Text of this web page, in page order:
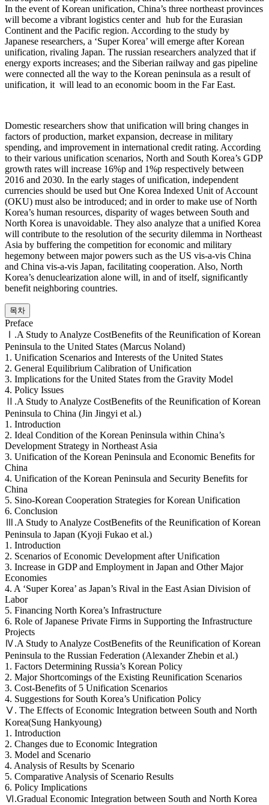
In the event of Korean unification, China’s three northeast provinces
will become a vibrant logistics center and hub for the Eurasian
Continent and the Pacific region. According to the study by
Japanese researchers, a ‘Super Korea’ will emerge after Korean
unification, rivaling Japan. The russian researchers analyzed that if
energy exports increases; and the Siberian railway and gas pipeline
were connected all the way to the Korean peninsula as a result of
unification, it will lead to an economic boom in the Far East.
Domestic researchers show that unification will bring changes in
factors of production, market expansion, decrease in military
spending, and improvement in international credit rating. According
to their various unification scenarios, North and South Korea’s GDP
growth rates will increase 16%p and 1%p respectively between
2016 and 2030. In the early stages of unification, independent
currencies should be used but One Korea Indexed Unit of Account
(OKU) must also be introduced; and in order to make use of North
Korea’s human resources, disparity of wages between South and
North Korea is unavoidable. They also analyze that a unified Korea
will contribute to the resolution of the security dilemma in Northeast
Asia by buffering the competition for economic and military
hegemony between major powers such as the US vis-a-vis China
and China vis-a-vis Japan, facilitating cooperation. Also, North
Korea’s denuclearization alone will, in and of itself, significantly
benefit neighboring countries.
목차
Preface
Ⅰ.A Study to Analyze Cost­Benefits of the Reunification of Korean
Peninsula to the United States (Marcus Noland)
1. Unification Scenarios and Interests of the United States
2. General Equilibrium Calibration of Unification
3. Implications for the United States from the Gravity Model
4. Policy Issues
Ⅱ.A Study to Analyze Cost­Benefits of the Reunification of Korean
Peninsula to China (Jin Jingyi et al.)
1. Introduction
2. Ideal Condition of the Korean Peninsula within China’s
Development Strategy in Northeast Asia
3. Unification of the Korean Peninsula and Economic Benefits for
China
4. Unification of the Korean Peninsula and Security Benefits for
China
5. Sino-Korean Cooperation Strategies for Korean Unification
6. Conclusion
Ⅲ.A Study to Analyze Cost­Benefits of the Reunification of Korean
Peninsula to Japan (Kyoji Fukao et al.)
1. Introduction
2. Scenarios of Economic Development after Unification
3. Increase in GDP and Employment in Japan and Other Major
Economies
4. A ‘Super Korea’ as Japan’s Rival in the East Asian Division of
Labor
5. Financing North Korea’s Infrastructure
6. Role of Japanese Private Firms in Supporting the Infrastructure
Projects
Ⅳ.A Study to Analyze Cost­Benefits of the Reunification of Korean
Peninsula to the Russian Federation (Alexander Zhebin et al.)
1. Factors Determining Russia’s Korean Policy
2. Major Shortcomings of the Existing Reunification Scenarios
3. Cost-Benefits of 5 Unification Scenarios
4. Suggestions for South Korea’s Unification Policy
Ⅴ. The Effects of Economic Integration between South and North
Korea(Sung Hankyoung)
1. Introduction
2. Changes due to Economic Integration
3. Model and Scenario
4. Analysis of Results by Scenario
5. Comparative Analysis of Scenario Results
6. Policy Implications
Ⅵ.Gradual Economic Integration between South and North Korea